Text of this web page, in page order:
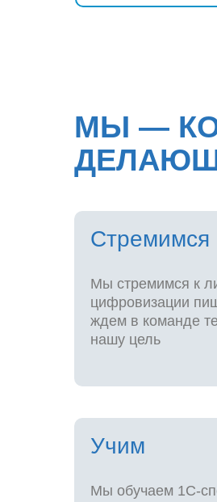
Учим
МЫ —
Мы обучаем 1С-
Стремимся
Мы стремимся к
цифровизации
ждем в команде
нашу цель